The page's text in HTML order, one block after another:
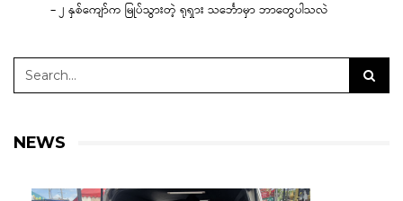
– ၂ နှစ်ကျော်က မြုပ်သွားတဲ့ ရုရှား သင်္ဘောမှာ ဘာတွေပါသလဲ
NEWS